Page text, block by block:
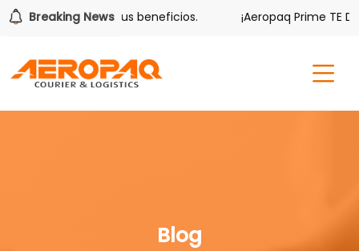
Breaking News
también tiene sus beneficios. ¡Aeropaq Prime TE DA
Blog